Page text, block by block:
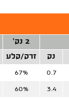
2 נק'
נק זרק/קלע
0.7
67%
3.4
60%